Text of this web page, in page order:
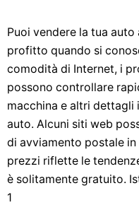
Puoi vendere la tua
profitto quando si
comodità di Internet, i
possono controllare
macchina e altri dettagli
auto. Alcuni siti web
di avviamento postale
prezzi riflette le
è solitamente gratuito.
1